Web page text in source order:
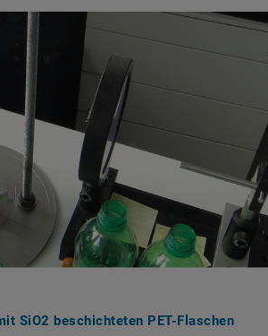
SiO2 beschichteten PET-Flaschen